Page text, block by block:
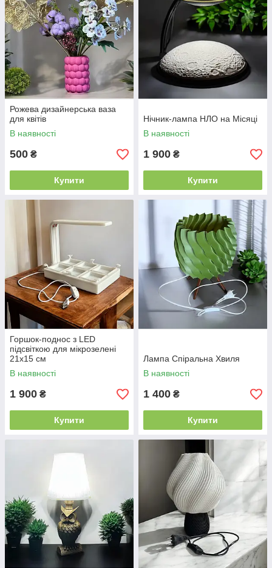
Рожева дизайнерська ваза
для квітів
В наявності
500 ₴
Купити
Нічник-лампа НЛО на Місяці
В наявності
1 900 ₴
Купити
Горшок-поднос з LED
підсвіткою для мікрозелені
21х15 см
В наявності
1 900 ₴
Купити
Лампа Спіральна Хвиля
В наявності
1 400 ₴
Купити